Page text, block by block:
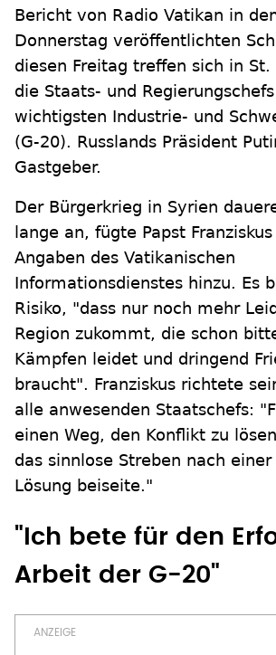
Bericht von Radio Vatikan in
Donnerstag veröffentlichten
diesen Freitag treffen sich in St.
die Staats- und
wichtigsten Industrie- und
(G-20). Russlands Präsident
Gastgeber.
Der Bürgerkrieg in Syrien
lange an, fügte Papst
Angaben des Vatikanischen
Informationsdienstes hinzu. Es
Risiko, "dass nur noch mehr
Region zukommt, die schon
Kämpfen leidet und dringend
braucht". Franziskus richtete
alle anwesenden Staatschefs:
einen Weg, den Konflikt zu
das sinnlose Streben nach
Lösung beiseite."
"Ich bete für den
Arbeit der G-20"